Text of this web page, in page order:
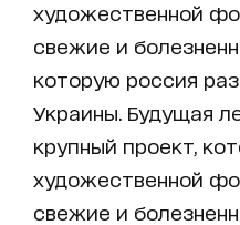
художественной
свежие и
которую россия
Украины. Будущая
крупный проект,
художественной
свежие и